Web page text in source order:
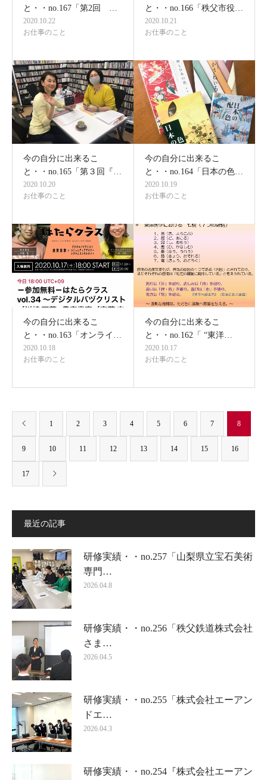
と・・no.167「第2回 …
2020.10.22
お仕事のこと
と・・no.166「秩父市役…
2020.10.21
お仕事のこと
今の自分に出来るこ
と・・no.165「第３回『…
2020.10.20
お仕事のこと
今の自分に出来るこ
と・・no.164「日本の色…
2020.10.19
お仕事のこと
今の自分に出来るこ
と・・no.163「オンライ…
2020.10.18
お仕事のこと
今の自分に出来るこ
と・・no.162「 “東洋…
2020.10.17
お仕事のこと
1 2 3 4 5 6 7 8
9 10 11 12 13 14 15 16
17
最近の記事
研修実績・・no.257「山梨県立宝石美術
専門…
2026.04.8
研修実績・・no.256「秩父鉄道株式会社
さま…
2026.04.5
研修実績・・no.255「株式会社エーアン
ドエ…
2026.04.3
研修実績・・no.254『株式会社エーアン